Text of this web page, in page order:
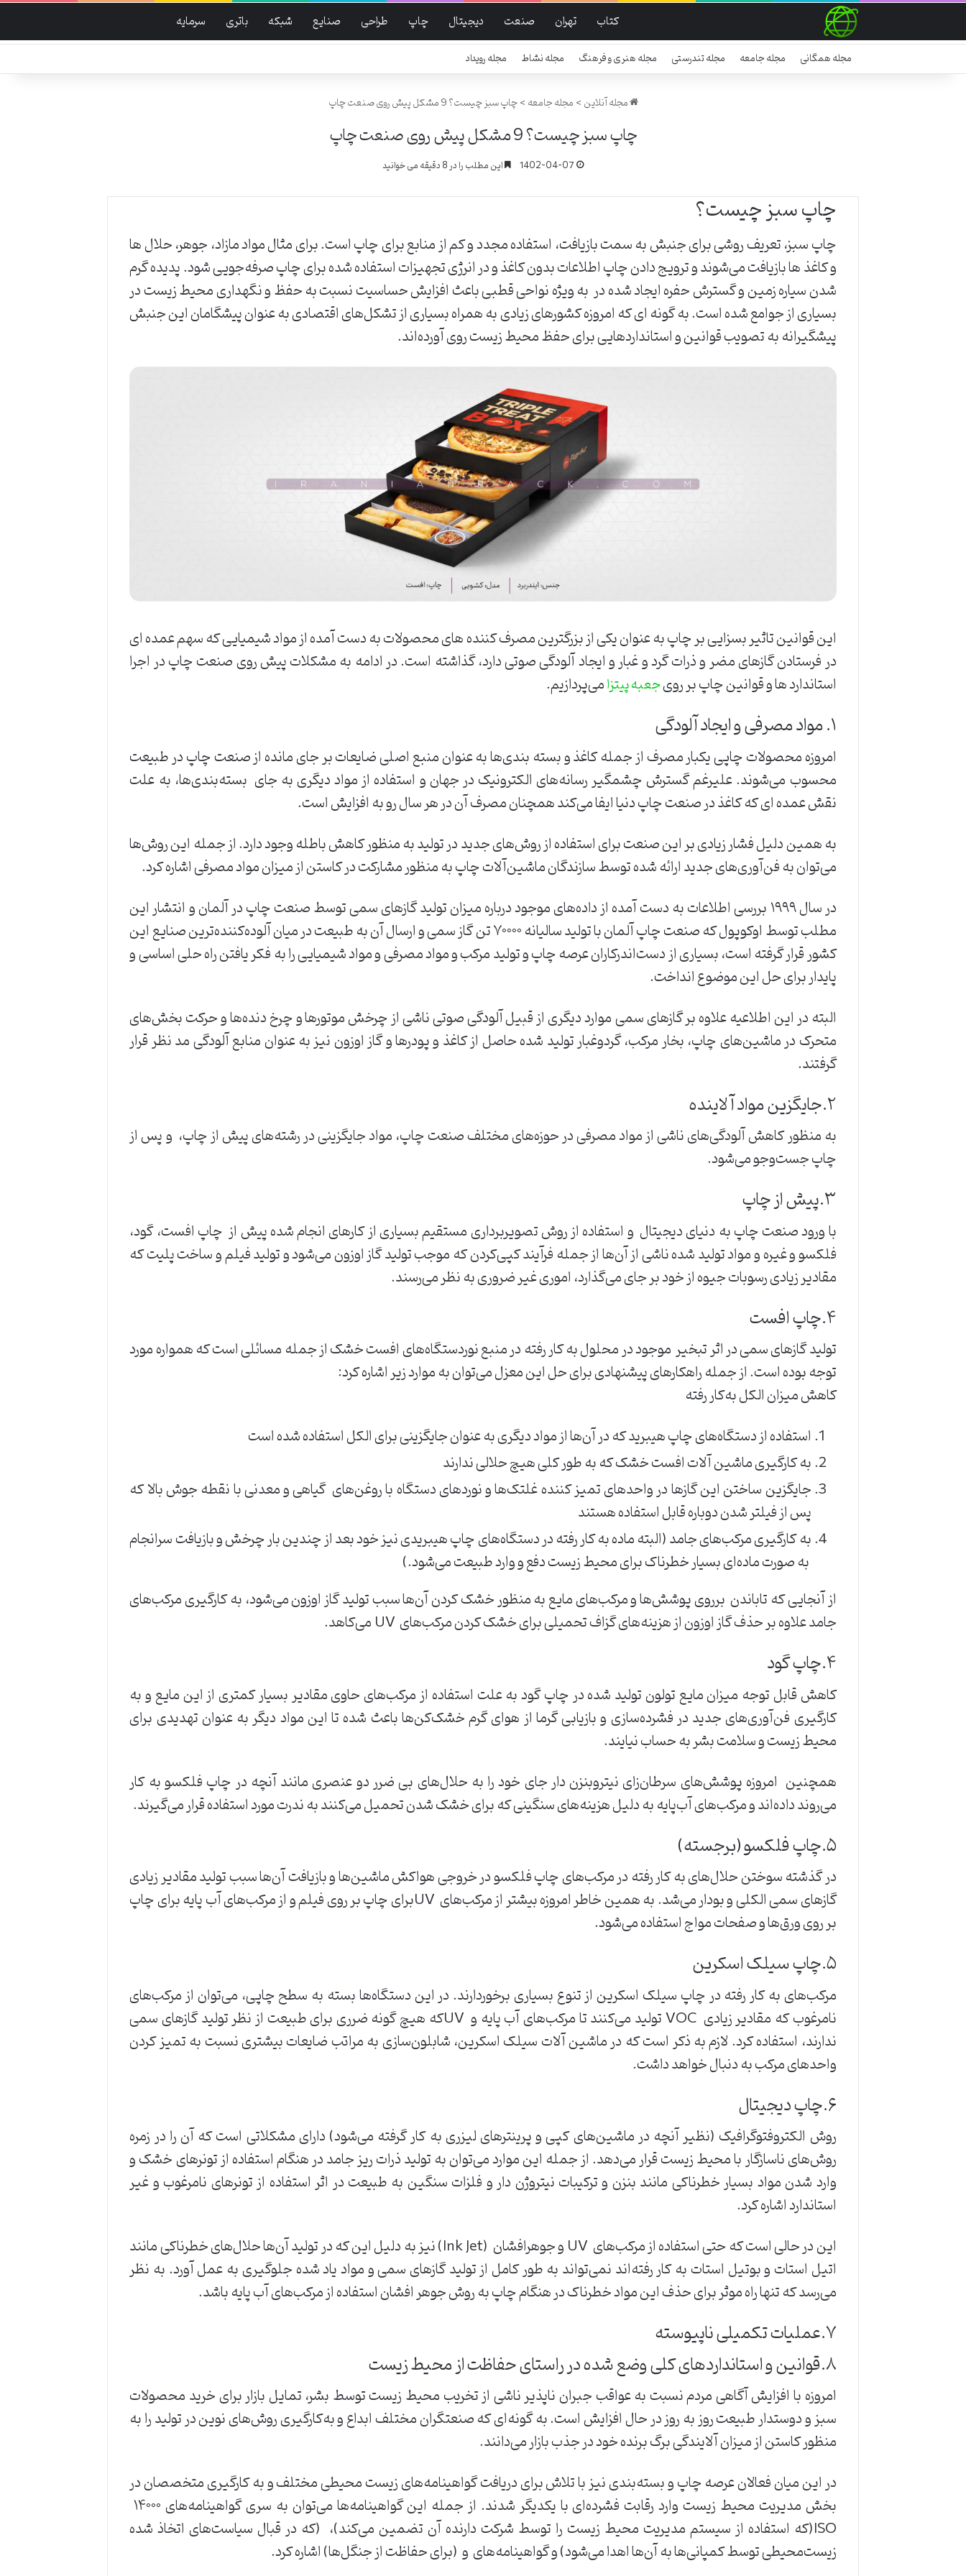
کتاب تهران صنعت دیجیتال چاپ طراحی صنایع شبکه باتری سرمایه
مجله همگانی مجله جامعه مجله تندرستی مجله هنری و فرهنگ مجله نشاط مجله رویداد
مجله آنلاین>مجله جامعه>چاپ سبز چیست؟ 9 مشکل پیش روی صنعت چاپ
چاپ سبز چیست؟ 9 مشکل پیش روی صنعت چاپ
1402-04-07 این مطلب را در 8 دقیقه می خوانید
چاپ سبز چیست؟
چاپ سبز، تعریف روشی برای جنبش به سمت بازیافت، استفاده مجدد و کم از منابع برای چاپ است. برای مثال مواد مازاد، جوهر، حلال ها
و کاغذ ها بازیافت می‌شوند و ترویج دادن چاپ اطلاعات بدون کاغذ و در انرژی تجهیزات استفاده شده برای چاپ صرفه‌جویی شود. پدیده ‌گرم
‌شدن ‌سیاره ‌زمین ‌و ‌گسترش ‌حفره ‌ایجاد ‌شده ‌در ‌ به ویژه ‌نواحی ‌قطبی باعث ‌افزایش ‌حساسیت ‌نسبت ‌به ‌حفظ و نگهداری ‌محیط ‌زیست ‌در
‌بسیاری ‌از ‌جوامع ‌شده ‌است. ‌به ‌گونه ‌ای ‌که ‌امروزه کشور‌های زیادی ‌به ‌همراه ‌بسیاری ‌از ‌تشکل‌های ‌اقتصادی ‌به ‌عنوان ‌پیشگامان این جنبش
‌پیشگیرانه ‌به ‌تصویب ‌قوانین ‌و ‌استاندارد‌هایی ‌برای ‌حفظ ‌محیط ‌زیست ‌روی ‌آورده‌اند.
‌این قوانین ‌تاثیر ‌بسزایی ‌بر ‌چاپ ‌به ‌عنوان ‌یکی ‌از ‌بزرگترین ‌مصرف ‌کننده ‌های ‌محصولات ‌به ‌دست ‌آمده ‌از ‌مواد ‌شیمیایی ‌که ‌سهم ‌عمده ‌ای
‌در ‌فرستادن ‌گازهای مضر ‌و ‌ذرات ‌گرد و غبار ‌و ‌ایجاد آلودگی صوتی ‌دارد، ‌گذاشته ‌است. ‌در ادامه به مشکلات ‌پیش ‌روی ‌صنعت چاپ ‌در اجرا
استاندارد ها ‌و قوانین چاپ بر رویجعبه پیتزا‌می‌پردازیم. ‌
۱. مواد ‌مصرفی ‌و ‌ایجاد ‌آلودگی‌
‌امروزه ‌محصولات ‌چاپی ‌یکبار ‌مصرف ‌از ‌جمله ‌کاغذ ‌و ‌بسته ‌بندی‌ها ‌به ‌عنوان ‌منبع ‌اصلی ‌ضایعات ‌بر ‌جای ‌مانده ‌از ‌صنعت ‌چاپ ‌در ‌طبیعت
‌محسوب ‌می‌شوند. ‌علیرغم ‌گسترش ‌چشمگیر ‌رسانه‌های ‌الکترونیک ‌در ‌جهان ‌و ‌استفاده ‌از ‌مواد ‌دیگری ‌به ‌جای ‌ ‌بسته‌بندی‌ها، ‌به ‌علت
‌نقش ‌عمده ‌ای ‌که ‌کاغذ ‌در ‌صنعت ‌چاپ ‌دنیا ‌ایفا ‌می‌کند ‌همچنان ‌مصرف ‌آن ‌در ‌هر ‌سال ‌رو ‌به ‌افزایش ‌است.
به ‌همین ‌دلیل ‌فشار ‌زیادی ‌بر ‌این ‌صنعت ‌برای ‌استفاده ‌از ‌روش‌های ‌جدید ‌در ‌تولید ‌به ‌منظور ‌کاهش ‌باطله ‌وجود ‌دارد. ‌از ‌جمله ‌این ‌روش‌ها
‌می‌توان ‌به ‌فن‌آوری‌های ‌جدید ‌ارائه ‌شده ‌توسط ‌سازندگان ‌ماشین‌آلات ‌چاپ ‌به ‌منظور ‌مشارکت ‌در ‌کاستن ‌از ‌میزان ‌مواد ‌مصرفی ‌اشاره ‌کرد. ‌
در ‌سال ‌۱۹۹۹ ‌بررسی ‌اطلاعات ‌به ‌دست ‌آمده ‌از ‌داده‌های ‌موجود ‌درباره ‌میزان ‌تولید ‌گازهای ‌سمی ‌توسط ‌صنعت ‌چاپ ‌در ‌آلمان ‌و ‌انتشار ‌این
‌مطلب ‌توسط ‌اوکوپول ‌که ‌صنعت ‌چاپ ‌آلمان ‌با ‌تولید ‌سالیانه ‌۷۰۰۰۰ ‌تن ‌گاز ‌سمی ‌و ‌ارسال ‌آن ‌به ‌طبیعت ‌در ‌میان ‌آلوده‌کننده‌ترین ‌صنایع ‌این
‌کشور ‌قرار ‌گرفته ‌است، ‌بسیاری ‌از ‌دست‌اندرکاران ‌عرصه ‌چاپ ‌و ‌تولید ‌مرکب ‌و ‌مواد ‌مصرفی ‌و ‌مواد ‌شیمیایی ‌را ‌به ‌فکر ‌یافتن ‌راه ‌حلی ‌اساسی ‌و
‌پایدار ‌برای ‌حل ‌این ‌موضوع ‌انداخت.
البته ‌در ‌این ‌اطلاعیه ‌علاوه ‌بر ‌گازهای ‌سمی ‌موارد ‌دیگری ‌از ‌قبیل ‌آلودگی ‌صوتی ‌ناشی ‌از ‌چرخش ‌موتورها ‌و ‌چرخ ‌دنده‌ها ‌و ‌حرکت ‌بخش‌های
‌متحرک ‌در ‌ماشین‌های ‌چاپ، ‌بخار ‌مرکب، ‌گردوغبار ‌تولید ‌شده ‌حاصل ‌از ‌کاغذ ‌و ‌پودرها ‌و ‌گاز ‌اوزون ‌نیز ‌به ‌عنوان ‌منابع ‌آلودگی ‌مد ‌نظر ‌قرار
‌گرفتند.‌‌
۲.جایگزین ‌مواد ‌آلاینده ‌
به ‌منظور ‌کاهش ‌آلودگی‌های ‌ناشی ‌از ‌مواد ‌مصرفی ‌در ‌حوزه‌های ‌مختلف ‌صنعت ‌چاپ، ‌مواد ‌جایگزینی ‌در ‌رشته‌های ‌پیش ‌از ‌چاپ، ‌ ‌و ‌پس ‌از
‌چاپ ‌جست‌وجو ‌می‌شود. ‌‌
۳.پیش ‌از ‌چاپ‌
با ‌ورود ‌صنعت ‌چاپ ‌به ‌دنیای ‌دیجیتال ‌ ‌و ‌استفاده ‌از ‌روش ‌تصویربرداری ‌مستقیم ‌بسیاری ‌از ‌کارهای ‌انجام ‌شده ‌پیش ‌از ‌ ‌چاپ ‌افست، ‌گود،
‌فلکسو ‌و ‌غیره ‌و ‌مواد ‌تولید ‌شده ‌ناشی ‌از ‌آن‌ها ‌از ‌جمله ‌فرآیند ‌کپی‌کردن ‌که ‌موجب ‌تولید ‌گاز ‌اوزون ‌می‌شود ‌و ‌تولید ‌فیلم ‌و ‌ساخت ‌پلیت ‌که
‌مقادیر ‌زیادی ‌رسوبات ‌جیوه ‌از ‌خود ‌بر ‌جای ‌می‌گذارد، ‌اموری ‌غیر ‌ضروری ‌به ‌نظر ‌می‌رسند. ‌‌
۴.چاپ ‌افست‌
تولید ‌گازهای ‌سمی ‌در ‌اثر ‌تبخیر ‌ ‌موجود ‌در ‌محلول ‌به ‌کار ‌رفته ‌در ‌منبع ‌نوردستگاه‌های ‌افست ‌خشک ‌از ‌جمله ‌مسائلی ‌است ‌که ‌همواره ‌مورد
‌توجه ‌بوده ‌است. ‌از ‌جمله ‌راهکارهای ‌پیشنهادی ‌برای ‌حل ‌این ‌معزل ‌می‌توان ‌به ‌موارد ‌زیر ‌اشاره ‌کرد:
کاهش ‌میزان ‌الکل ‌به‌کار ‌رفته‌
استفاده ‌از ‌دستگاه‌های ‌چاپ ‌هیبرید ‌که ‌در ‌آن‌ها ‌از ‌مواد ‌دیگری ‌به ‌عنوان ‌جایگزینی ‌برای ‌الکل ‌استفاده ‌شده ‌است ‌
به ‌کارگیری ‌ماشین ‌آلات ‌افست ‌خشک ‌که ‌به ‌طور ‌کلی ‌هیچ ‌حلالی ‌ندارند
جایگزین ‌ساختن ‌این ‌گازها ‌در ‌واحدهای ‌تمیز ‌کننده ‌غلتک‌ها ‌و ‌نوردهای ‌دستگاه ‌با ‌روغن‌های ‌ ‌گیاهی ‌و ‌معدنی ‌با ‌نقطه ‌جوش ‌بالا ‌که
‌پس ‌از ‌فیلتر ‌شدن ‌دوباره ‌قابل ‌استفاده ‌هستند
به ‌کارگیری ‌مرکب‌های ‌جامد ‌(البته ‌ماده ‌به ‌کار ‌رفته ‌در ‌دستگاه‌های ‌چاپ ‌هیبریدی ‌نیز ‌خود ‌بعد ‌از ‌چندین ‌بار ‌چرخش ‌و ‌بازیافت ‌سرانجام
‌ ‌به ‌صورت ‌ماده‌ای ‌بسیار ‌خطرناک ‌برای ‌محیط ‌زیست ‌دفع ‌و ‌وارد ‌طبیعت ‌می‌شود.) ‌
از ‌آنجایی ‌که ‌تاباندن ‌ ‌برروی ‌پوشش‌ها ‌و ‌مرکب‌های ‌مایع ‌به ‌منظور ‌خشک ‌کردن ‌آن‌ها ‌سبب ‌تولید ‌گاز ‌اوزون ‌می‌شود، ‌به ‌کارگیری ‌مرکب‌های
‌جامد ‌علاوه ‌بر ‌حذف ‌گاز ‌اوزون ‌از ‌هزینه‌های ‌گزاف ‌تحمیلی ‌برای ‌خشک ‌کردن ‌مرکب‌های ‌ UV‌ می‌کاهد. ‌
‌۴.چاپ ‌گود
کاهش ‌قابل ‌توجه ‌میزان ‌مایع ‌تولون ‌تولید ‌شده ‌در ‌چاپ ‌گود ‌به ‌علت ‌استفاده ‌از ‌مرکب‌های ‌حاوی ‌مقادیر ‌بسیار ‌کمتری ‌از ‌این ‌مایع ‌و ‌به
‌کارگیری ‌فن‌آوری‌های ‌جدید ‌در ‌فشرده‌سازی ‌و ‌بازیابی ‌گرما ‌از ‌هوای ‌گرم ‌خشک‌کن‌ها ‌باعث ‌شده ‌تا ‌این ‌مواد ‌دیگر ‌به ‌عنوان ‌تهدیدی ‌برای
‌محیط ‌زیست ‌و ‌سلامت ‌بشر ‌به ‌حساب ‌نیایند.
همچنین ‌ ‌امروزه ‌پوشش‌های ‌سرطان‌زای ‌نیتروبنزن ‌دار ‌جای ‌خود ‌را ‌به ‌حلال‌های ‌بی ‌ضرر ‌دو ‌عنصری ‌مانند ‌آنچه ‌در ‌چاپ ‌فلکسو ‌به ‌کار
‌می‌روند ‌داده‌اند ‌و ‌مرکب‌های ‌آب‌پایه ‌به ‌دلیل ‌هزینه‌های ‌سنگینی ‌که ‌برای ‌خشک ‌شدن ‌تحمیل ‌می‌کنند ‌به ‌ندرت ‌مورد ‌استفاده ‌قرار ‌می‌گیرند. ‌
۵.چاپ ‌فلکسو ‌(برجسته)
در ‌گذشته ‌سوختن ‌حلال‌های ‌به ‌کار ‌رفته ‌در ‌مرکب‌های ‌چاپ ‌فلکسو ‌در ‌خروجی ‌هواکش ‌ماشین‌ها ‌و ‌بازیافت ‌آن‌ها ‌سبب ‌تولید ‌مقادیر ‌زیادی
‌گازهای ‌سمی ‌الکلی ‌و ‌بودار ‌می‌شد. ‌به ‌همین ‌خاطر ‌امروزه ‌بیشتر ‌از ‌مرکب‌های ‌ UV‌برای ‌چاپ ‌بر ‌روی ‌فیلم ‌و ‌از ‌مرکب‌های ‌آب پایه ‌برای ‌چاپ
‌بر ‌روی ‌ورق‌ها ‌و ‌صفحات ‌مواج ‌استفاده ‌می‌شود. ‌‌
۵.چاپ ‌سیلک ‌اسکرین‌
مرکب‌های ‌به ‌کار ‌رفته ‌در ‌چاپ ‌سیلک ‌اسکرین ‌از ‌تنوع ‌بسیاری ‌برخوردارند. ‌در ‌این ‌دستگاه‌ها ‌بسته ‌به ‌سطح ‌چاپی، ‌می‌توان ‌از ‌مرکب‌های
‌نامرغوب ‌که ‌مقادیر ‌زیادی ‌‌ VOC تولید ‌می‌کنند ‌تا ‌مرکب‌های ‌آب ‌پایه ‌و ‌ UV‌که ‌هیچ ‌گونه ‌ضرری ‌برای ‌طبیعت ‌از ‌نظر ‌تولید ‌گازهای ‌سمی
‌ندارند، ‌استفاده ‌کرد. لازم ‌به ‌ذکر ‌است ‌که ‌در ‌ماشین ‌آلات ‌سیلک ‌اسکرین، ‌شابلون‌سازی ‌به ‌مراتب ‌ضایعات ‌بیشتری ‌نسبت ‌به ‌تمیز ‌کردن
‌واحدهای ‌مرکب ‌به ‌دنبال ‌خواهد ‌داشت. ‌ ‌‌
۶.چاپ ‌دیجیتال
روش ‌الکتروفتوگرافیک ‌(نظیر ‌آنچه ‌در ‌ماشین‌های ‌کپی ‌و ‌پرینترهای ‌لیزری ‌به ‌کار ‌گرفته ‌می‌شود) ‌دارای ‌مشکلاتی ‌است ‌که ‌آن ‌را ‌در ‌زمره
‌روش‌های ‌ناسازگار ‌با ‌محیط ‌زیست ‌قرار ‌می‌دهد. ‌از ‌جمله ‌این ‌موارد ‌می‌توان ‌به ‌تولید ‌ذرات ‌ریز ‌جامد ‌در ‌هنگام ‌استفاده ‌از ‌تونرهای ‌خشک ‌و
‌وارد ‌شدن ‌مواد ‌بسیار ‌خطرناکی ‌مانند ‌بنزن ‌و ‌ترکیبات ‌نیتروژن ‌دار ‌و ‌فلزات ‌سنگین ‌به ‌طبیعت ‌در ‌اثر ‌استفاده ‌از ‌تونرهای ‌نامرغوب ‌و ‌غیر
‌استاندارد ‌اشاره ‌کرد.
این ‌در ‌حالی ‌است ‌که ‌حتی ‌استفاده ‌از ‌مرکب‌های ‌ UV‌ و ‌جوهرافشان ‌ (Ink‌ Jet)‌ نیز ‌به ‌دلیل ‌این ‌که ‌در ‌تولید ‌آن‌ها ‌حلال‌های ‌خطرناکی ‌مانند
‌اتیل ‌استات ‌و ‌بوتیل ‌استات ‌به ‌کار ‌رفته‌اند ‌نمی‌تواند ‌به ‌طور ‌کامل ‌از ‌تولید ‌گازهای ‌سمی ‌و ‌مواد ‌یاد ‌شده ‌جلوگیری ‌به ‌عمل ‌آورد. ‌به ‌نظر
‌می‌رسد ‌که ‌تنها ‌راه ‌موثر ‌برای ‌حذف ‌این ‌مواد ‌خطرناک‌ ‌در ‌هنگام ‌چاپ ‌به ‌روش ‌جوهر ‌افشان ‌استفاده ‌از ‌مرکب‌های‌ ‌آب ‌پایه ‌باشد. ‌ ‌
۷.عملیات ‌تکمیلی ‌ناپیوسته‌
‌۸.قوانین ‌و ‌استانداردهای ‌کلی ‌وضع ‌شده ‌در ‌راستای ‌حفاظت ‌از ‌محیط ‌زیست‌
امروزه ‌با ‌افزایش ‌آگاهی ‌مردم ‌نسبت ‌به ‌عواقب ‌جبران ‌ناپذیر ‌ناشی ‌از ‌تخریب ‌محیط ‌زیست ‌توسط ‌بشر، ‌تمایل ‌بازار ‌برای ‌خرید ‌محصولات
‌سبز ‌و ‌دوستدار ‌طبیعت ‌روز ‌به ‌روز ‌در ‌حال ‌افزایش ‌است. ‌به ‌گونه‌ای ‌که ‌صنعتگران ‌مختلف ‌ابداع ‌و ‌به‌کارگیری ‌روش‌های ‌نوین ‌در ‌تولید ‌را ‌به
‌منظور ‌کاستن ‌از ‌میزان ‌آلایندگی ‌برگ ‌برنده ‌خود ‌در ‌جذب ‌بازار ‌می‌دانند. ‌
در ‌این ‌میان ‌فعالان ‌عرصه ‌چاپ ‌و ‌بسته‌بندی ‌نیز ‌با ‌تلاش ‌برای ‌دریافت ‌گواهینامه‌های ‌زیست ‌محیطی ‌مختلف ‌و ‌به ‌کارگیری ‌متخصصان ‌در
ISO(که ‌استفاده ‌از ‌سیستم ‌مدیریت ‌محیط ‌زیست ‌را ‌توسط ‌شرکت ‌دارنده ‌آن ‌تضمین ‌می‌کند)، ‌ (که ‌در ‌قبال ‌سیاست‌های ‌اتخاذ ‌شده
‌زیست‌محیطی ‌توسط ‌کمپانی‌ها ‌به ‌آن‌ها ‌اهدا ‌می‌شود) ‌و ‌گواهینامه‌های ‌ و ‌‌ (برای ‌حفاظت ‌از ‌جنگل‌ها) ‌اشاره ‌کرد. ‌ ‌ ‌